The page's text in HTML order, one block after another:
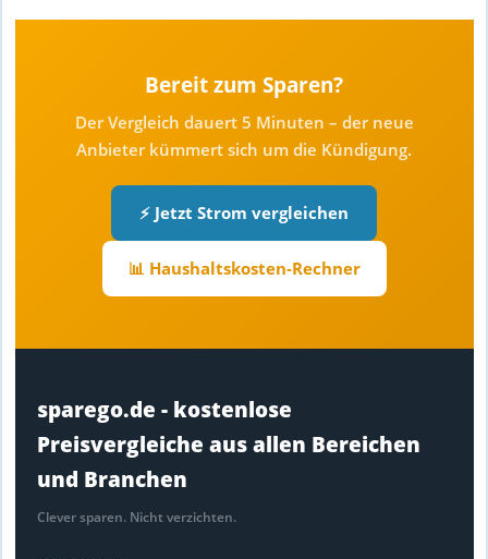
Bereit zum Sparen?
Der Vergleich dauert 5 Minuten – der neue
Anbieter kümmert sich um die Kündigung.
⚡ Jetzt Strom vergleichen
📊 Haushaltskosten-Rechner
sparego.de - kostenlose
Preisvergleiche aus allen Bereichen
und Branchen
Clever sparen. Nicht verzichten.